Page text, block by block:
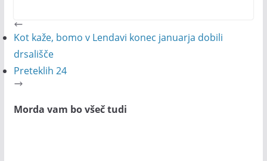
Kot kaže, bomo v Lendavi konec januarja dobili
drsališče
Preteklih 24
Morda vam bo všeč tudi